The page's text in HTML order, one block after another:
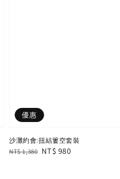
優惠
沙灘約會:扭結簍空套裝
Regular
NT$ 1,380 Sale
NT$ 980